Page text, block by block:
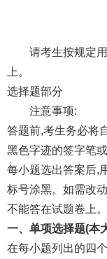
请考生按规定
上。
选择题部分
注意事项:
答题前,考生务必将
黑色字迹的签字笔
每小题选出答案后
标号涂黑。如需改
不能答在试题卷上。
一、单项选择题(本
在每小题列出的四